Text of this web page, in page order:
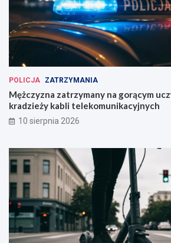
POLICJA ZATRZYMANIA
Mężczyzna zatrzymany na gorącym
kradzieży kabli telekomunikacyjnych
10 sierpnia 2026